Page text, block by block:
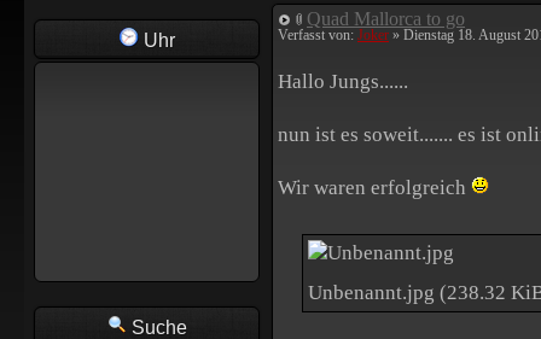
Uhr
Suche
Quad Mallorca to go
Verfasst von: Joker » Dienstag 18. August
Hallo Jungs......
nun ist es soweit....... es ist
Wir waren erfolgreich
Unbenannt.jpg (238.32